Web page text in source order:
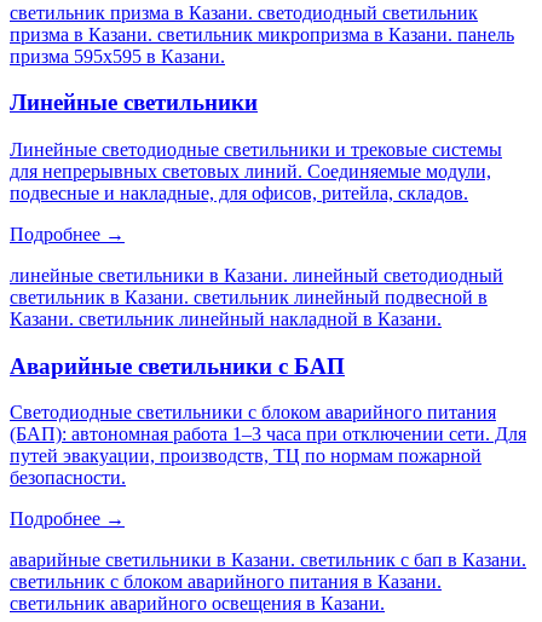
светильник призма в Казани. светодиодный светильник
призма в Казани. светильник микропризма в Казани. панель
призма 595х595 в Казани.
Линейные светильники
Линейные светодиодные светильники и трековые системы
для непрерывных световых линий. Соединяемые модули,
подвесные и накладные, для офисов, ритейла, складов.
Подробнее →
линейные светильники в Казани. линейный светодиодный
светильник в Казани. светильник линейный подвесной в
Казани. светильник линейный накладной в Казани.
Аварийные светильники с БАП
Светодиодные светильники с блоком аварийного питания
(БАП): автономная работа 1–3 часа при отключении сети. Для
путей эвакуации, производств, ТЦ по нормам пожарной
безопасности.
Подробнее →
аварийные светильники в Казани. светильник с бап в Казани.
светильник с блоком аварийного питания в Казани.
светильник аварийного освещения в Казани.